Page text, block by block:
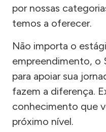
por nossas
temos a oferecer.
Não importa o
empreendimento, o
para apoiar sua
fazem a diferença.
conhecimento que
próximo nível.